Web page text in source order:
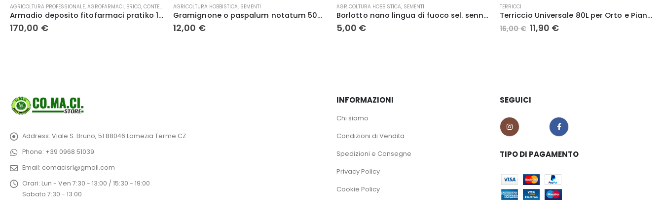
AGRICOLTURA HOBBISTICA,SEMENTI
Gramignone o paspalum notatum 500 gr.
12,00€
AGRICOLTURA HOBBISTICA, SEMENTI
Borlotto nano lingua di fuoco sel. senna 500 gr.
5,00 €
TERRICCI
Terriccio Universale 80L per Orto e Piante – Crescita Rapida
16,00 € Il
AGRICOLTURA HOBBISTICA
Fagiolo Voltran Nano Senza Filo – FITO’
14,00€
Address: Viale S. Bruno, 51 88046 Lamezia Terme CZ
Phone: +39 0968 51039
Email: comacisrl@gmail.com
Orari: Lun - Ven 7:30 - 13:00 / 15:30 - 19:00
Sabato 7:30 - 13:00
INFORMAZIONI
Chi siamo
Condizioni di Vendita
Spedizioni e Consegne
Privacy Policy
Cookie Policy
SEGUICI
TIPO DI PAGAMENTO